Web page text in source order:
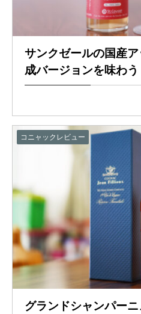
サンクゼールの国産
成バージョンを味わう
コニャックレビュー
グランドシャンパー